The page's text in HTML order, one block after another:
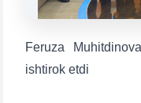
Feruza
ishtirok etdi
6. Онлайн-заявки (15)